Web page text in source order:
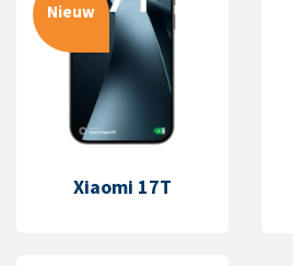
Nieuw
Xiaomi 17T